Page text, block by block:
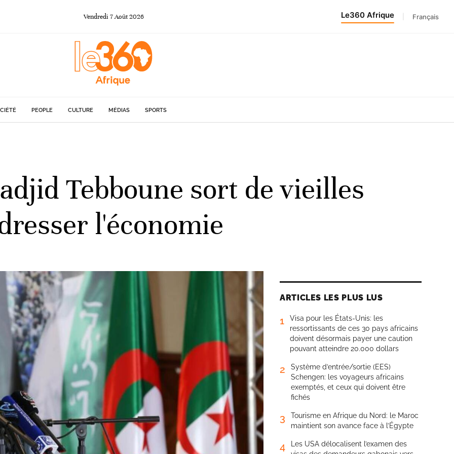
Vendredi 7Août 2026 Le360 Afrique Français
PEOPLE CULTURE MÉDIAS SPORTS
Tebboune sort de vieilles
l'économie
ARTICLES LES PLUS LUS
1
Visa pour les États-Unis: les
ressortissants de ces 30 pays africains
doivent désormais payer une caution
pouvant atteindre 20.000 dollars
2
Système d’entrée/sortie (EES)
Schengen: les voyageurs africains
exemptés, et ceux qui doivent être
fichés
3
Tourisme en Afrique du Nord: le Maroc
maintient son avance face à l’Égypte
4
Les USA délocalisent l’examen des